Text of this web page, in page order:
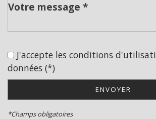
École maternelle
École primaire
Enseignement supérieur
J'accepte les conditions
données (*)
ENVOYER
*Champs obligatoires